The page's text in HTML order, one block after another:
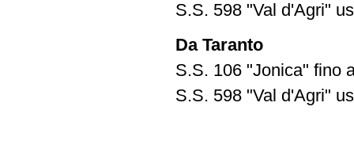
S.S. 598 "Val d'Agri"
Da Taranto
S.S. 106 "Jonica" fino
S.S. 598 "Val d'Agri"